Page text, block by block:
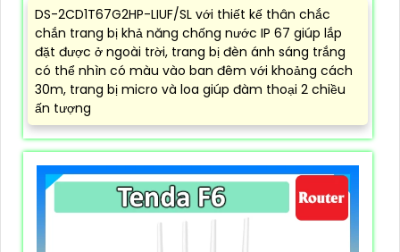
DS-2CD1T67G2HP-LIUF/SL với thiết kế thân chắc
chắn trang bị khả năng chống nước IP 67 giúp lắp
đặt được ở ngoài trời, trang bị đèn ánh sáng trắng
có thể nhìn có màu vào ban đêm với khoảng cách
30m, trang bị micro và loa giúp đàm thoại 2 chiều
ấn tượng